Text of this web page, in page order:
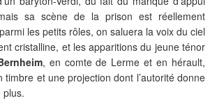
sa scène de la prison est réellement
les petits rôles, on saluera la voix du ciel
cristalline, et les apparitions du jeune ténor
, en comte de Lerme et en hérault,
timbre et une projection dont l’autorité donne
plus.